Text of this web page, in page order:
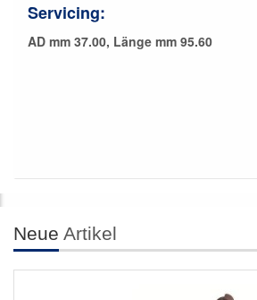
Servicing:
AD mm 37.00, Länge mm 95.60
Neue Artikel